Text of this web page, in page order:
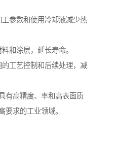
参数和使用冷却液减少热
和涂层，延长寿命。
工艺控制和后续处理，减
有高精度、率和高表面质
要求的工业领域。